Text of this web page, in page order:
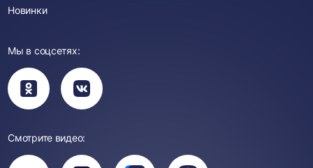
Новинки
Мы в соцсетях:
Вы
перейдете
в
группу
Вы
перейдете
в
группу
Смотрите видео:
Вы